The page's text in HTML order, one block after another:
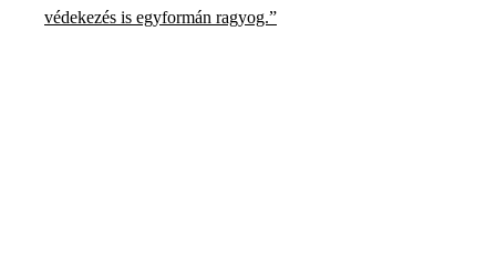
védekezés is egyformán ragyog.”